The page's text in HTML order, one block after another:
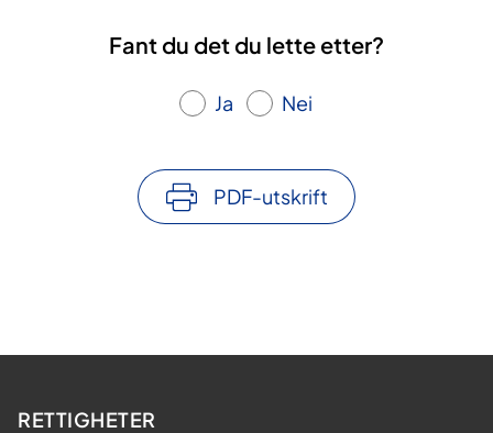
Fant du det du lette etter?
Ja Nei
PDF-utskrift
RETTIGHETER